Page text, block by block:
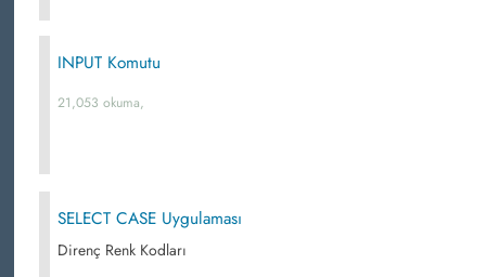
INPUT Komutu
21,053 okuma,
SELECT CASE Uygulaması
Direnç Renk Kodları